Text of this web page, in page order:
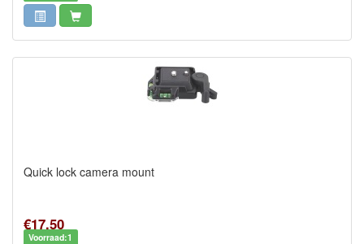
Quick lock camera mount
€17,50
Voorraad:1